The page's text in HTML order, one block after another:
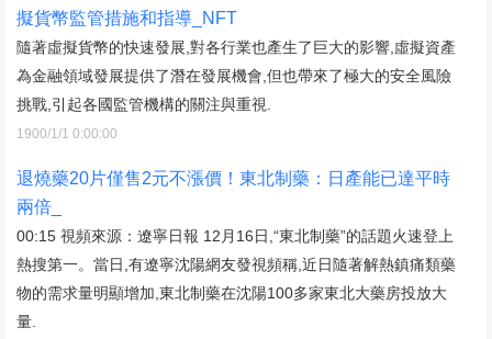
擬貨幣監管措施和指導_NFT
隨著虛擬貨幣的快速發展,對各行業也產生了巨大的影響,虛擬資產
為金融領域發展提供了潛在發展機會,但也帶來了極大的安全風險
挑戰,引起各國監管機構的關注與重視.
1900/1/1 0:00:00
退燒藥20片僅售2元不漲價！東北制藥：日產能已達平時
兩倍_
00:15 視頻來源：遼寧日報 12月16日,“東北制藥”的話題火速登上
熱搜第一。當日,有遼寧沈陽網友發視頻稱,近日隨著解熱鎮痛類藥
物的需求量明顯增加,東北制藥在沈陽100多家東北大藥房投放大
量.